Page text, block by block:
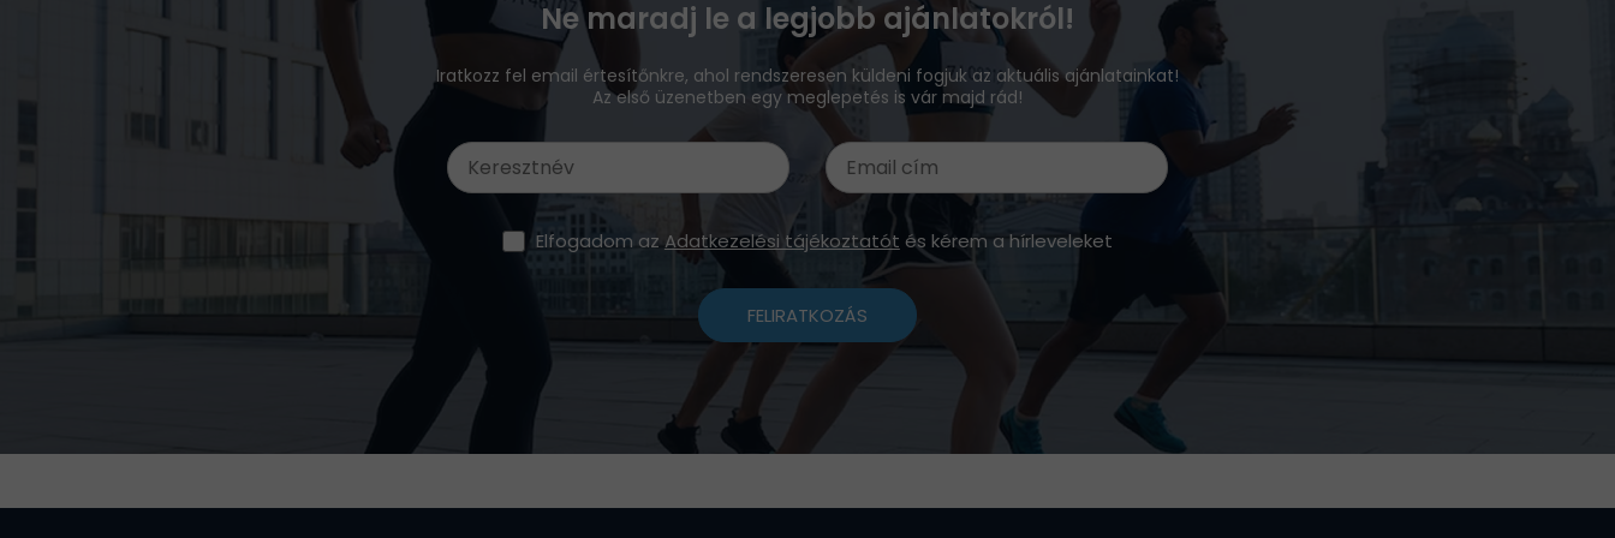
Ne maradj le a legjobb ajánlatokról!
Iratkozz fel email értesítőnkre, ahol rendszeresen küldeni fogjuk az aktuális ajánlatainkat!
Az első üzenetben egy meglepetés is vár majd rád!
Elfogadom azAdatkezelési tájékoztatót és kérem a hírleveleket
FELIRATKOZÁS